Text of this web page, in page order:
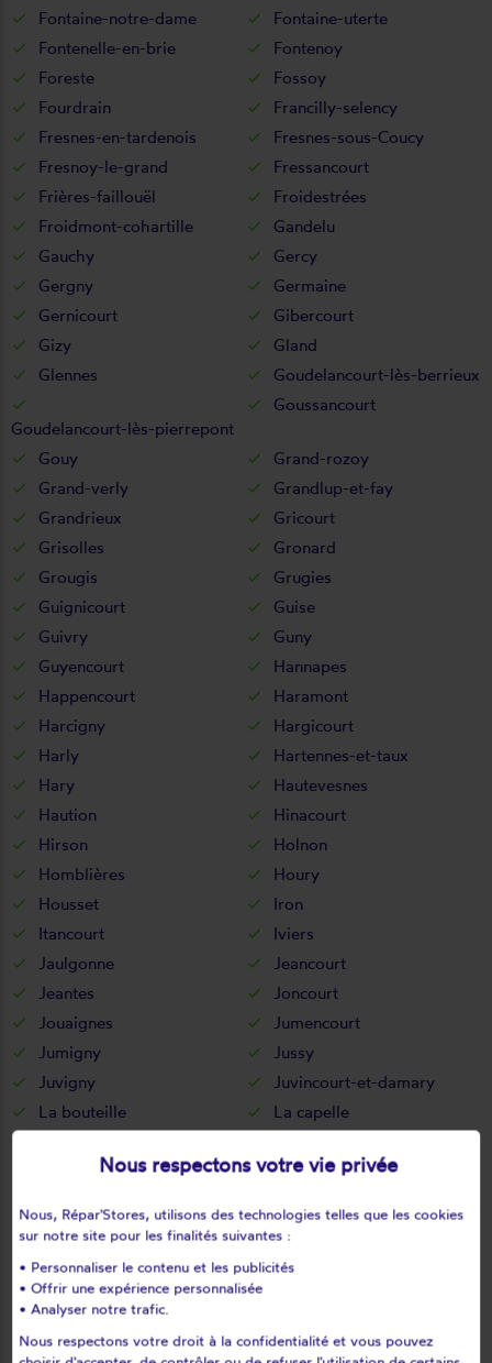
Fontaine-notre-dame
Fontaine-uterte
Fontenelle-en-brie
Fontenoy
Foreste
Fossoy
Fourdrain
Francilly-selency
Fresnes-en-tardenois
Fresnes-sous-Coucy
Fresnoy-le-grand
Fressancourt
Frières-faillouël
Froidestrées
Froidmont-cohartille
Gandelu
Gauchy
Gercy
Gergny
Germaine
Gernicourt
Gibercourt
Gizy
Gland
Glennes
Goudelancourt-lès-berrieux
Goudelancourt-lès-pierrepont
Goussancourt
Gouy
Grand-rozoy
Grand-verly
Grandlup-et-fay
Grandrieux
Gricourt
Grisolles
Gronard
Grougis
Grugies
Guignicourt
Guise
Guivry
Guny
Guyencourt
Hannapes
Happencourt
Haramont
Harcigny
Hargicourt
Harly
Hartennes-et-taux
Hary
Hautevesnes
Haution
Hinacourt
Hirson
Holnon
Homblières
Houry
Housset
Iron
Itancourt
Iviers
Jaulgonne
Jeancourt
Jeantes
Joncourt
Jouaignes
Jumencourt
Jumigny
Jussy
Juvigny
Juvincourt-et-damary
La bouteille
La capelle
La chapelle-sur-chézy
La croix-sur-ourcq
La ferté-milon
La hérie
La malmaison
La neuville-bosmont
La neuville-en-beine
La neuville-lès-dorengt
La vallée-mulâtre
La ville-aux-bois-lès-dizy
Nous respectons votre vie privée
Nous, Répar'Stores, utilisons des technologies telles que les cookies
sur notre site pour les finalités suivantes :
• Personnaliser le contenu et les publicités
• Offrir une expérience personnalisée
• Analyser notre trafic.
Nous respectons votre droit à la confidentialité et vous pouvez